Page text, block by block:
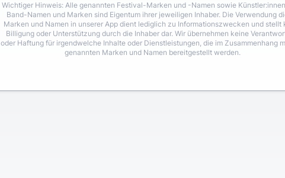
Wichtiger Hinweis: Alle genannten Festival-Marken und -Namen sowie
Band-Namen und Marken sind Eigentum ihrer jeweiligen Inhaber. Die Verwendung
Marken und Namen in unserer App dient lediglich zu Informationszwecken und stellt
Billigung oder Unterstützung durch die Inhaber dar. Wir übernehmen keine
oder Haftung für irgendwelche Inhalte oder Dienstleistungen, die im Zusammenhang
genannten Marken und Namen bereitgestellt werden.